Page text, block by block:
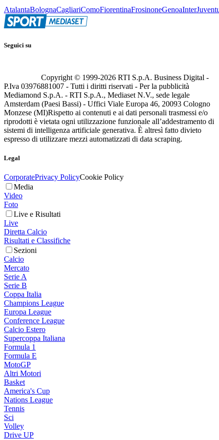
AtalantaBolognaCagliariComoFiorentinaFrosinoneGenoaInter
Seguici su
Copyright © 1999-2026 RTI S.p.A. Business Digital -
P.Iva 03976881007 - Tutti i diritti riservati - Per la pubblicità
Mediamond S.p.A. - RTI S.p.A., Mediaset N.V., sede legale
Amsterdam (Paesi Bassi) - Uffici Viale Europa 46, 20093 Cologno
Monzese (MI)Rispetto ai contenuti e ai dati personali trasmessi e/o
riprodotti è vietata ogni utilizzazione funzionale all’addestramento di
sistemi di intelligenza artificiale generativa. È altresì fatto divieto
espresso di utilizzare mezzi automatizzati di data scraping.
Legal
CorporatePrivacy PolicyCookie Policy
Media
Video
Foto
Live e Risultati
Live
Diretta Calcio
Risultati e Classifiche
Sezioni
Calcio
Mercato
Serie A
Serie B
Coppa Italia
Champions League
Europa League
Conference League
Calcio Estero
Supercoppa Italiana
Formula 1
Formula E
MotoGP
Altri Motori
Basket
America's Cup
Nations League
Tennis
Sci
Volley
Drive UP